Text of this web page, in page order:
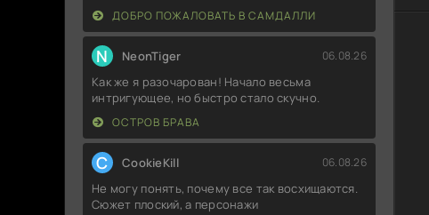
ДОБРО ПОЖАЛОВАТЬ В САМДАЛЛИ
N NeonTiger 06.08.26
Как же я разочарован! Начало весьма
интригующее, но быстро стало скучно.
ОСТРОВ БРАВА
C CookieKill 06.08.26
Не могу понять, почему все так восхищаются.
Сюжет плоский, а персонажи